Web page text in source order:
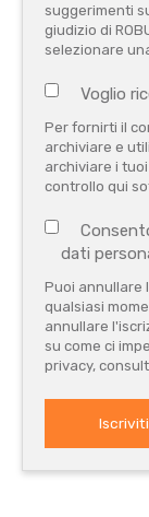
suggerimenti
giudizio di
selezionare
Voglio
Per fornirti il
archiviare e
archiviare i
controllo qui
dati
Puoi annullare
qualsiasi
annullare
su come ci
privacy,